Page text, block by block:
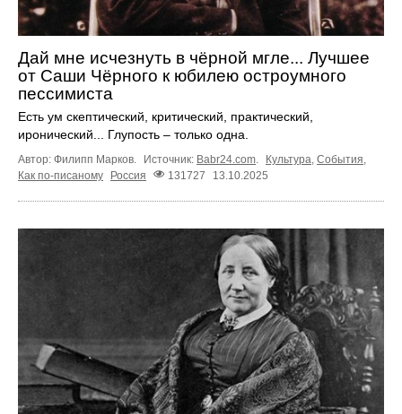
Дай мне исчезнуть в чёрной мгле... Лучшее
от Саши Чёрного к юбилею остроумного
пессимиста
Есть ум скептический, критический, практический,
иронический... Глупость – только одна.
Автор: Филипп Марков. Источник: Babr24.com. Культура, События,
Как по-писаному
Россия 131727 13.10.2025